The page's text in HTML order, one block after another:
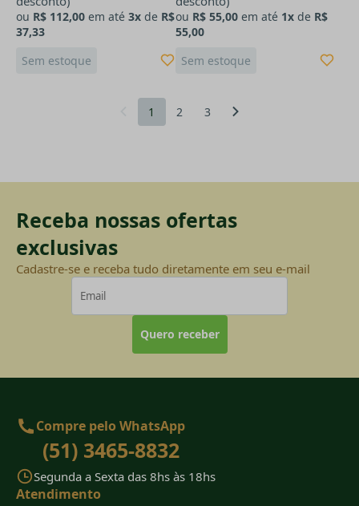
ou R$ 112,00 em até 3x de R$
37,33
Sem estoque
ou R$ 55,00 em até 1x de R$
55,00
Sem estoque
1 2 3
Receba nossas ofertas
exclusivas
Cadastre-se e receba tudo diretamente em seu e-mail
Quero receber
Compre pelo WhatsApp
(51) 3465-8832
Segunda a Sexta das 8hs às 18hs
Atendimento